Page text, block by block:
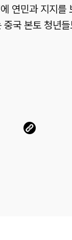
연민과 지지
국 본토 청년